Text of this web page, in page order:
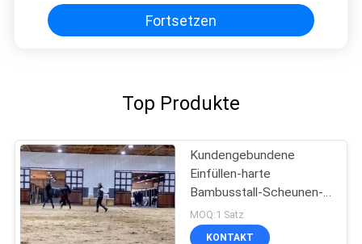
Fortsetzen
Top Produkte
Kundengebundene
Einfüllen-harte
Bambusstall-Scheunen-
Türen mit hoher Dichte
MOQ:1 Satz
KONTAKT